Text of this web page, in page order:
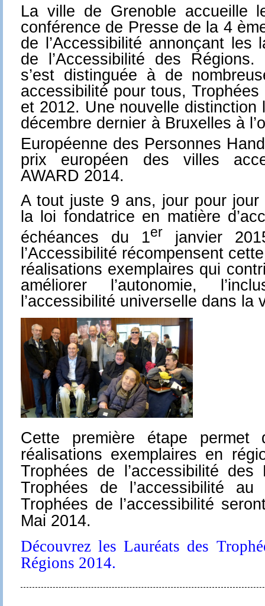
La ville de Grenoble accueille
conférence de Presse de la 4
de l’Accessibilité annonçant les
de l’Accessibilité des Régions.
s’est distinguée à de
accessibilité pour tous, Trophées
et 2012. Une nouvelle
décembre dernier à Bruxelles à
Européenne des Personnes
prix européen des villes
AWARD 2014.
A tout juste 9 ans, jour pour
la loi fondatrice en matière
échéances du 1er
janvier
l’Accessibilité récompensent
réalisations exemplaires qui
améliorer l’autonomie,
l’accessibilité universelle dans la
Cette première étape permet
réalisations exemplaires en
Trophées de l’accessibilité
Trophées de l’accessibilité
Trophées de l’accessibilité
Mai 2014.
Découvrez les Lauréats des
Régions 2014.